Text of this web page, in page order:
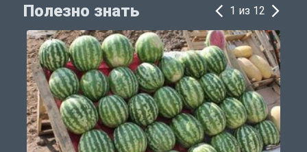
Полезно знать 1 из 12